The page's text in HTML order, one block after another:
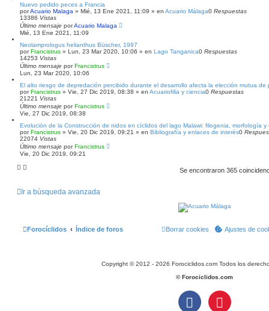
Nuevo pedido peces a Francia
porAcuario Malaga » Mié, 13 Ene 2021, 11:09 » en Acuario Málaga0 Respuestas
13386 Vistas
Último mensaje porAcuario Malaga
Mié, 13 Ene 2021, 11:09
Neolamprologus helianthus Büscher, 1997
porFrancistrus » Lun, 23 Mar 2020, 10:06 » en Lago Tanganica0 Respuestas
14253 Vistas
Último mensaje porFrancistrus
Lun, 23 Mar 2020, 10:06
El alto riesgo de depredación percibido durante el desarrollo afecta la elección mutua de
porFrancistrus » Vie, 27 Dic 2019, 08:38 » en Acuariofilia y ciencia0 Respuestas
21221 Vistas
Último mensaje porFrancistrus
Vie, 27 Dic 2019, 08:38
Evolución de la Construcción de nidos en cíclidos del lago Malawi: filogenia, morfología y
porFrancistrus » Vie, 20 Dic 2019, 09:21 » en Bibliografía y enlaces de interés0
22074 Vistas
Último mensaje porFrancistrus
Vie, 20 Dic 2019, 09:21
Se encontraron 365
Ir a búsqueda avanzada
Forocíclidos Índice de foros Ajustes de
Borrar cookies
Copyright © 2012 - 2026 Forociclidos.com Todos los
© Forociclidos.com